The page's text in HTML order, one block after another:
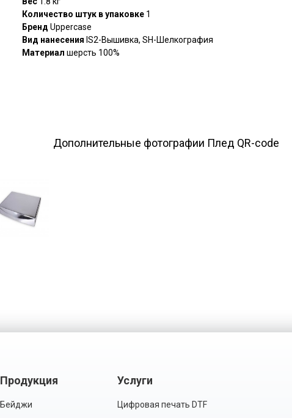
Количество штук в упаковке 1
Бренд Uppercase
Вид нанесения IS2-Вышивка, SH-Шелкография
Материал шерсть 100%
Дополнительные фотографии Плед QR-code
Продукция
Бейджи
Услуги
Цифровая печать DTF